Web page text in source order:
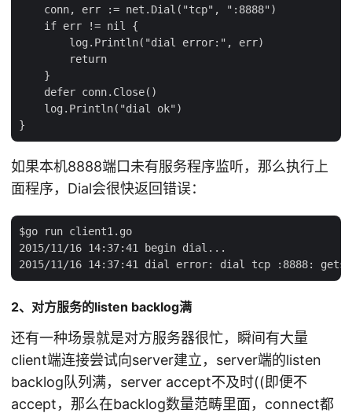
    conn, err := net.Dial("tcp", ":8888")
    if err != nil {
        log.Println("dial error:", err)
        return
    }
    defer conn.Close()
    log.Println("dial ok")
如果本机8888端口未有服务程序监听，那么执行上
面程序，Dial会很快返回错误：
$go run client1.go
2015/11/16 14:37:41 begin dial...
2、对方服务的listen backlog满
还有一种场景就是对方服务器很忙，瞬间有大量
client端连接尝试向server建立，server端的listen
backlog队列满，server accept不及时((即便不
accept，那么在backlog数量范畴里面，connect都